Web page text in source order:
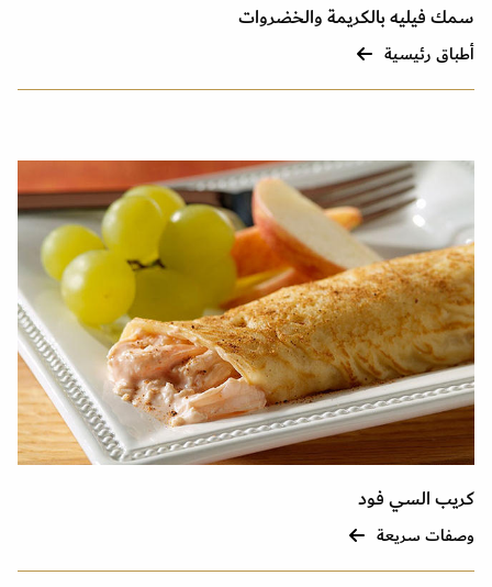
سمك فيليه بالكريمة والخضروات
أطباق رئيسية
كريب السي فود
وصفات سريعة